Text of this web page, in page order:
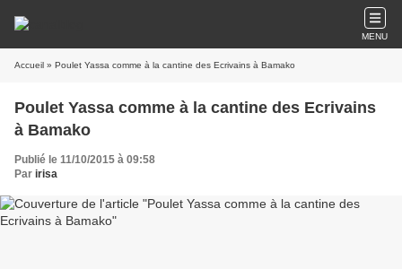
MENU
Accueil » Poulet Yassa comme à la cantine des Ecrivains à Bamako
Poulet Yassa comme à la cantine des Ecrivains
à Bamako
Publié le 11/10/2015 à 09:58
Par irisa